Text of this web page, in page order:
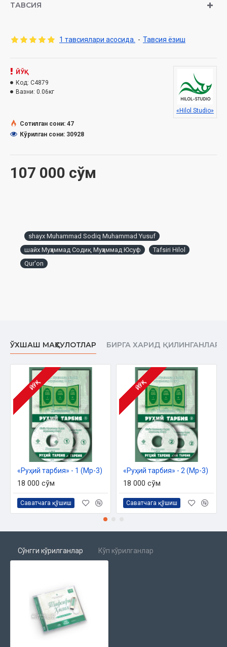
Суҳандон:
Сана:2024 йил
қўмитасининг 2024 йил 23 январь санасидаги 03-07/363-
сонли хулосаси асосида тайёрланди.
ТАВСИЯ
1 тавсиялари асосида. - Тавсия ёзиш
107 000 сўм
ЙЎҚ
Код: C4879
Вазни: 0.06кг
«Hilol Studio»
Сотилган сони: 47
Кўрилган сони: 30928
shayx Muhammad Sodiq Muhammad Yusuf
шайх Муҳаммад Содиқ Муҳаммад Юсуф
Tafsiri Hilol
Qur'on
ЎХШАШ МАҲСУЛОТЛАР БИРГА ХАРИД ҚИЛИНГАНЛАР
ЙЎҚ
«Руҳий тарбия» - 1 (Мp-3)
18 000 сўм
Саватчага қўшиш
ЙЎҚ
«Руҳий тарбия» - 2 (Мp-3)
18 000 сўм
Саватчага қўшиш
Сўнгги кўрилганлар Кўп кўрилганлар